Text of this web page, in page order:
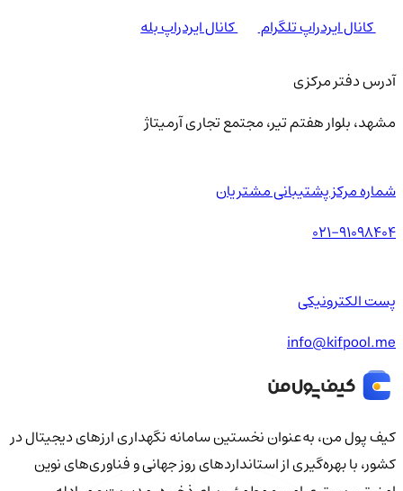
کانال ایردراپ تلگرام
کانال ایردراپ بله
آدرس دفتر مرکزی
مشهد، بلوار هفتم تیر، مجتمع تجاری آرمیتاژ
شماره مرکز پشتیبانی مشتریان
021-91098404
پست الکترونیکی
info@kifpool.me
کیف‌ پول من، به‌عنوان نخستین سامانه نگهداری ارزهای دیجیتال در
کشور، با بهره‌گیری از استانداردهای روز جهانی و فناوری‌های نوین